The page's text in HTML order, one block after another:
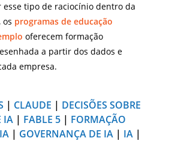
tipo de raciocínio dentro da
programas de educação
oferecem formação
a partir dos dados e
empresa.
| CLAUDE | DECISÕES SOBRE
IA| FABLE 5| FORMAÇÃO
| GOVERNANÇA DE IA| IA|